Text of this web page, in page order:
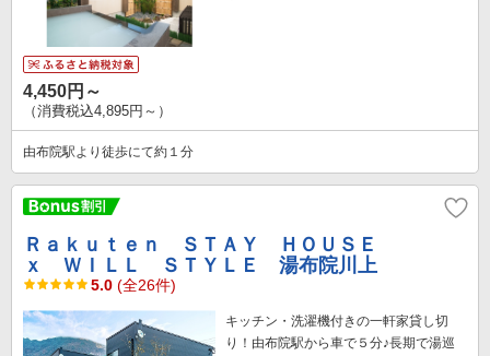
4,450円～
（消費税込4,895円～）
由布院駅より徒歩にて約１分
Ｒａｋｕｔｅｎ ＳＴＡＹ ＨＯＵＳＥ
ｘ ＷＩＬＬ ＳＴＹＬＥ 湯布院川上
5.0 (全26件)
キッチン・洗濯機付きの一軒家貸し切
り！由布院駅から車で５分♪長期で湯巡